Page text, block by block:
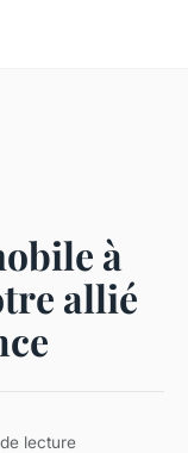
à
allié
lecture